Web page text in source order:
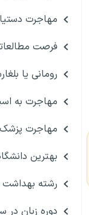
مهاجرت
فرصت
رومانی یا
مهاجرت به
مهاجرت پزشک
بهترین
رشته
دوره زبان